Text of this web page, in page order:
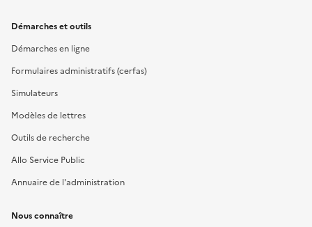
Démarches et outils
Démarches en ligne
Formulaires administratifs (cerfas)
Simulateurs
Modèles de lettres
Outils de recherche
Allo Service Public
Annuaire de l'administration
Nous connaître